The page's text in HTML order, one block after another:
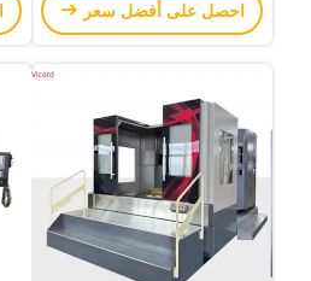
احصل على أفضل سعر